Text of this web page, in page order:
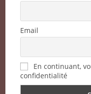
Email
En continuant,
confidentialité